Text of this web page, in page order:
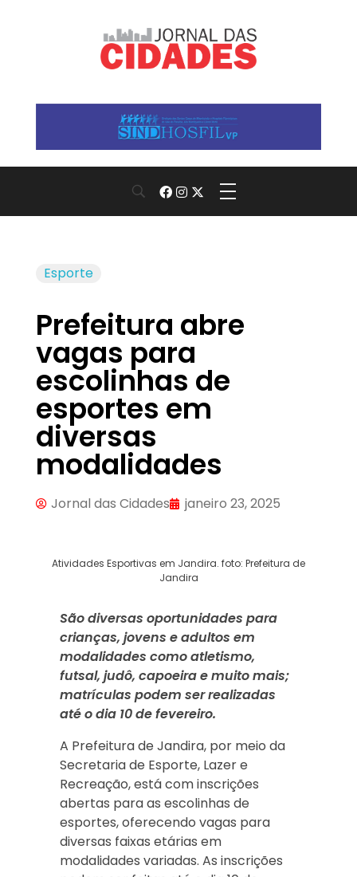
Esporte
Prefeitura abre
vagas para
escolinhas de
esportes em
diversas
modalidades
Jornal das Cidades janeiro 23, 2025
Atividades Esportivas em Jandira. foto: Prefeitura de
Jandira
São diversas oportunidades para
crianças, jovens e adultos em
modalidades como atletismo,
futsal, judô, capoeira e muito mais;
matrículas podem ser realizadas
até o dia 10 de fevereiro.
A Prefeitura de Jandira, por meio da
Secretaria de Esporte, Lazer e
Recreação, está com inscrições
abertas para as escolinhas de
esportes, oferecendo vagas para
diversas faixas etárias em
modalidades variadas. As inscrições